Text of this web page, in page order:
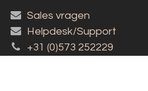
Sales vragen
Helpdesk/Support
+31 (0)573 252229